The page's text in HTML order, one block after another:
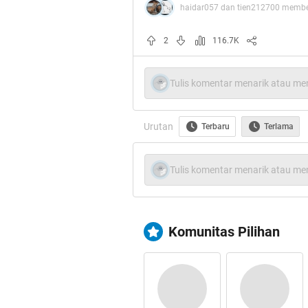
Tentunya pemikiran anak
haidar057 dan tien212700
2 116.7K
Tulis komentar menarik atau
Urutan Terbaru Terlama
Tulis komentar menarik atau
Komunitas Pilihan